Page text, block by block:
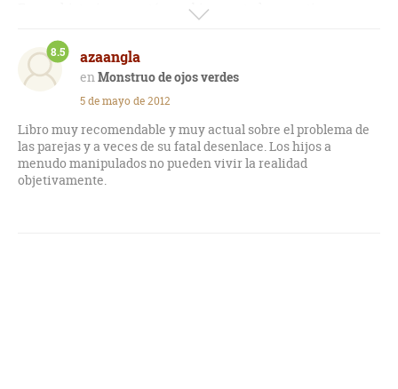
Es una historia que está muy bien contada y que tiene unos
personajes muy bien desarrollados.
A medida que transcurre la novela, podemos reflexionar
sobre las cosas que ocurren en algunas familias de hoy en
azaangla
Monstruo de ojos verdes
8.5
5 de mayo de 2012
Libro muy recomendable y muy actual sobre el problema de
las parejas y a veces de su fatal desenlace. Los hijos a
menudo manipulados no pueden vivir la realidad
objetivamente.